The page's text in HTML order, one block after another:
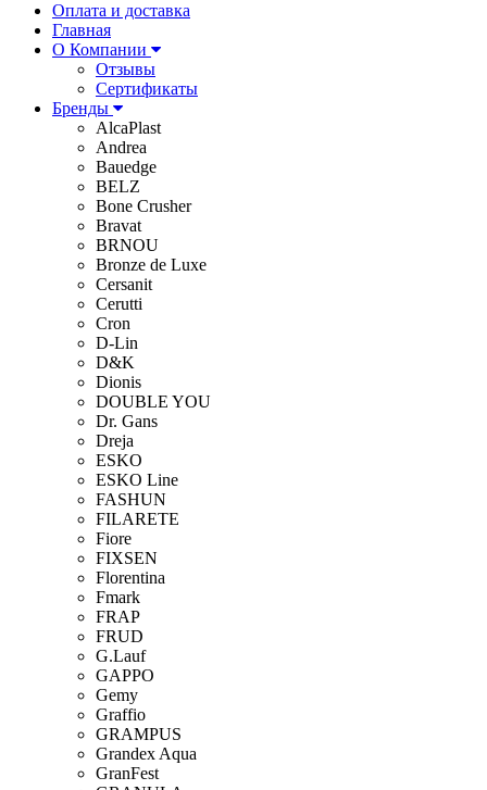
Оплата и доставка
Главная
О Компании
Отзывы
Сертификаты
Бренды
AlcaPlast
Andrea
Bauedge
BELZ
Bone Crusher
Bravat
BRNOU
Bronze de Luxe
Cersanit
Cerutti
Cron
D-Lin
D&K
Dionis
DOUBLE YOU
Dr. Gans
Dreja
ESKO
ESKO Line
FASHUN
FILARETE
Fiore
FIXSEN
Florentina
Fmark
FRAP
FRUD
G.Lauf
GAPPO
Gemy
Graffio
GRAMPUS
Grandex Aqua
GranFest